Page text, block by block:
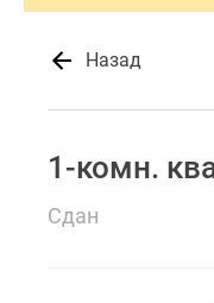
Назад
1-комн.
Сдан